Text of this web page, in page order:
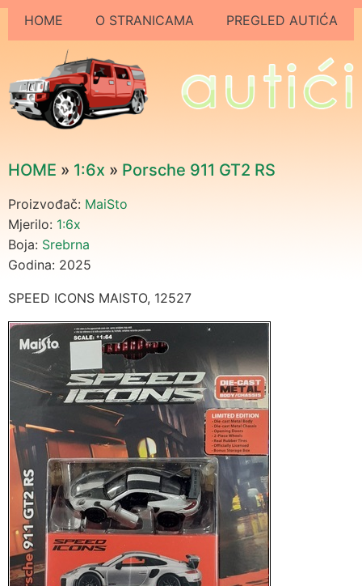
HOME O STRANICAMA PREGLED AUTIĆA
HOME » 1:6x » Porsche 911 GT2 RS
Proizvođač: MaiSto
Mjerilo: 1:6x
Boja: Srebrna
Godina: 2025
SPEED ICONS MAISTO, 12527